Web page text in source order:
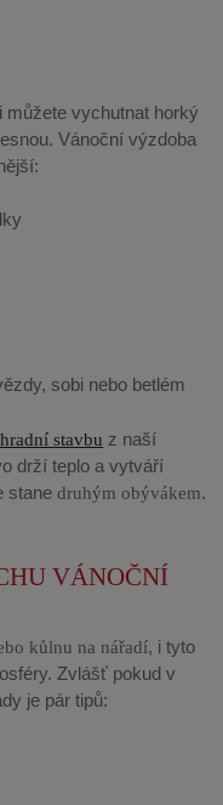
můžete vychutnat horký
Vánoční výzdoba
sobi nebo betlém
stavbu z naší
drží teplo a vytváří
stanedruhým obývákem.
VÁNOČNÍ
kůlnu na nářadí, i tyto
Zvlášť pokud v
je pár tipů: